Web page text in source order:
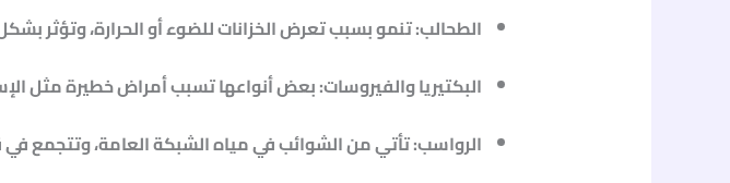
الطحالب: تنمو بسبب تعرض الخزانات للضوء أو الحرارة، وتؤثر
البكتيريا والفيروسات: بعض أنواعها تسبب أمراض خطيرة مثل
الرواسب: تأتي من الشوائب في مياه الشبكة العامة، وتتجمع في